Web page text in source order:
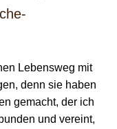
Lebensweg mit
denn sie haben
gemacht, der ich
und vereint,